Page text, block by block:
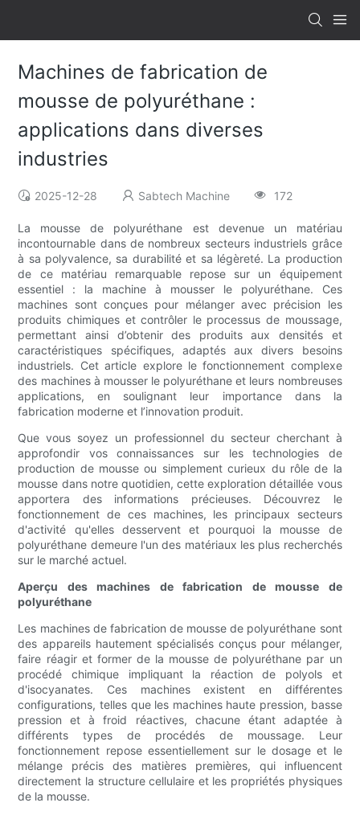
Machines de fabrication de
mousse de polyuréthane :
applications dans diverses
industries
2025-12-28 Sabtech Machine 172
La mousse de polyuréthane est devenue un matériau
incontournable dans de nombreux secteurs industriels grâce
à sa polyvalence, sa durabilité et sa légèreté. La production
de ce matériau remarquable repose sur un équipement
essentiel : la machine à mousser le polyuréthane. Ces
machines sont conçues pour mélanger avec précision les
produits chimiques et contrôler le processus de moussage,
permettant ainsi d’obtenir des produits aux densités et
caractéristiques spécifiques, adaptés aux divers besoins
industriels. Cet article explore le fonctionnement complexe
des machines à mousser le polyuréthane et leurs nombreuses
applications, en soulignant leur importance dans la
fabrication moderne et l’innovation produit.
Que vous soyez un professionnel du secteur cherchant à
approfondir vos connaissances sur les technologies de
production de mousse ou simplement curieux du rôle de la
mousse dans notre quotidien, cette exploration détaillée vous
apportera des informations précieuses. Découvrez le
fonctionnement de ces machines, les principaux secteurs
d'activité qu'elles desservent et pourquoi la mousse de
polyuréthane demeure l'un des matériaux les plus recherchés
sur le marché actuel.
Aperçu des machines de fabrication de mousse de
polyuréthane
Les machines de fabrication de mousse de polyuréthane sont
des appareils hautement spécialisés conçus pour mélanger,
faire réagir et former de la mousse de polyuréthane par un
procédé chimique impliquant la réaction de polyols et
d'isocyanates. Ces machines existent en différentes
configurations, telles que les machines haute pression, basse
pression et à froid réactives, chacune étant adaptée à
différents types de procédés de moussage. Leur
fonctionnement repose essentiellement sur le dosage et le
mélange précis des matières premières, qui influencent
directement la structure cellulaire et les propriétés physiques
de la mousse.